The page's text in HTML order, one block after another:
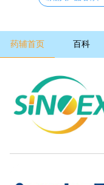
药辅首页 百科